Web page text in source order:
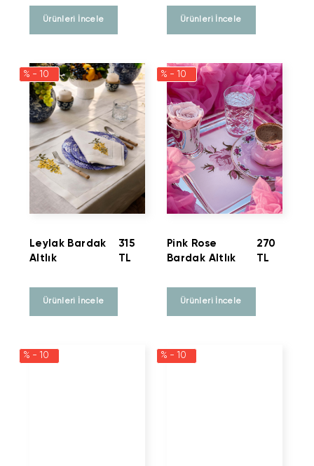
Ürünleri İncele Ürünleri İncele
% - 10
Leylak Bardak
Altlık
315
TL
Ürünleri İncele
% - 10
Pink Rose
Bardak Altlık
270
TL
Ürünleri İncele
% - 10 % - 10